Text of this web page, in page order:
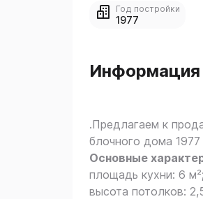
Год постройки
1977
Информация
.Предлагаем к
блочного дома
Основные
площадь кухни: 6 м²;
высота потолков: